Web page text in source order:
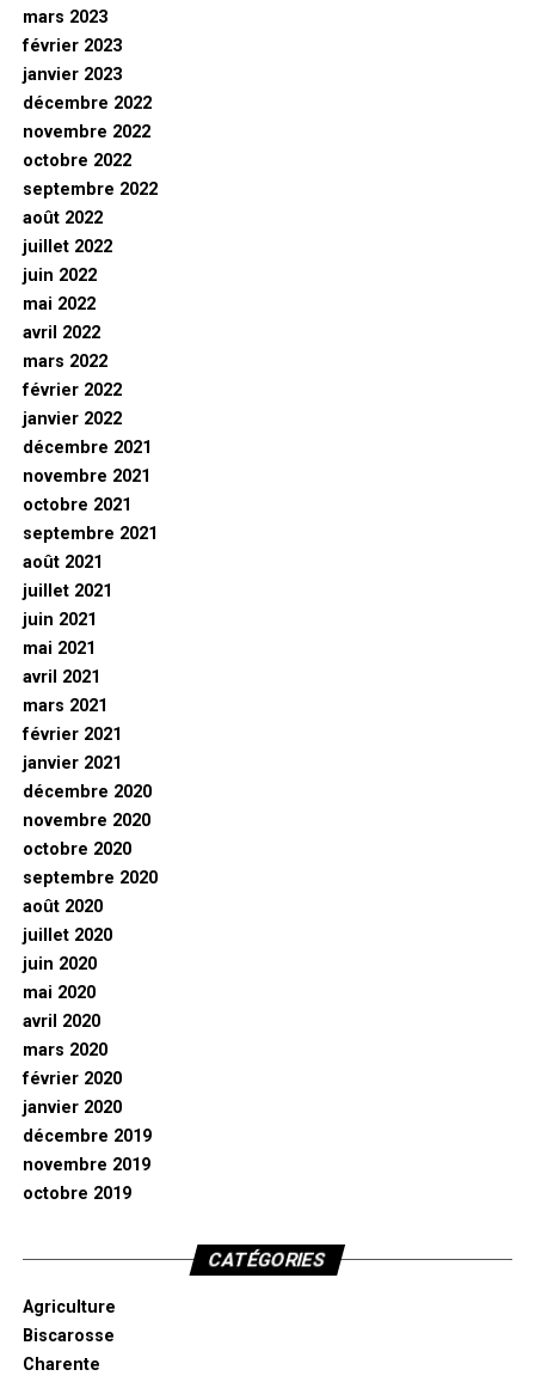
mars 2023
février 2023
janvier 2023
décembre 2022
novembre 2022
octobre 2022
septembre 2022
août 2022
juillet 2022
juin 2022
mai 2022
avril 2022
mars 2022
février 2022
janvier 2022
décembre 2021
novembre 2021
octobre 2021
septembre 2021
août 2021
juillet 2021
juin 2021
mai 2021
avril 2021
mars 2021
février 2021
janvier 2021
décembre 2020
novembre 2020
octobre 2020
septembre 2020
août 2020
juillet 2020
juin 2020
mai 2020
avril 2020
mars 2020
février 2020
janvier 2020
décembre 2019
novembre 2019
octobre 2019
CATÉGORIES
Agriculture
Biscarosse
Charente